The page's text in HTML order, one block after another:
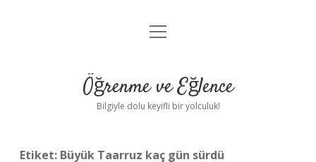
Anasayfa
Yasal Uyarı
menüyü
Öğrenme ve Eğlence
Bilgiyle dolu keyifli bir yolculuk!
Etiket: Büyük Taarruz kaç gün sürdü